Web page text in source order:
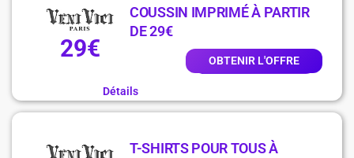
29€
COUSSIN IMPRIMÉ À PARTIR
DE 29€
OBTENIR L'OFFRE
Détails
T-SHIRTS POUR TOUS À